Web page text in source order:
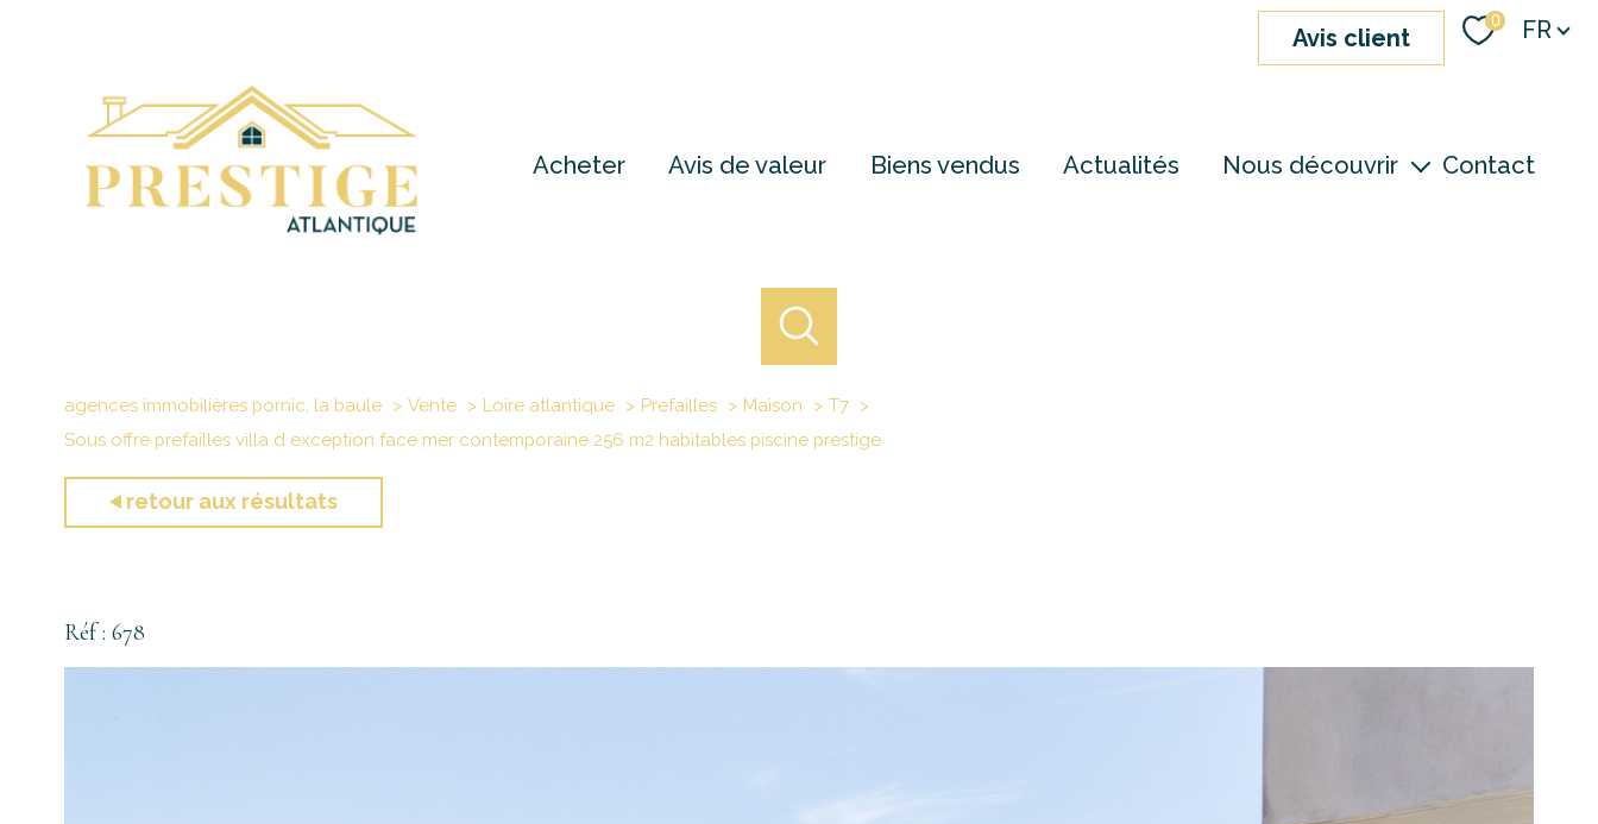
avis client
0 Langue
FR
Acheter Avis de valeur Biens vendus Actualités Nous découvrir Contact
agences immobilières pornic, la baule Vente Loire atlantique Prefailles Maison
T7
Sous offre prefailles villa d exception face mer contemporaine 256 m2 habitables piscine prestige
retour aux résultats
Réf : 678